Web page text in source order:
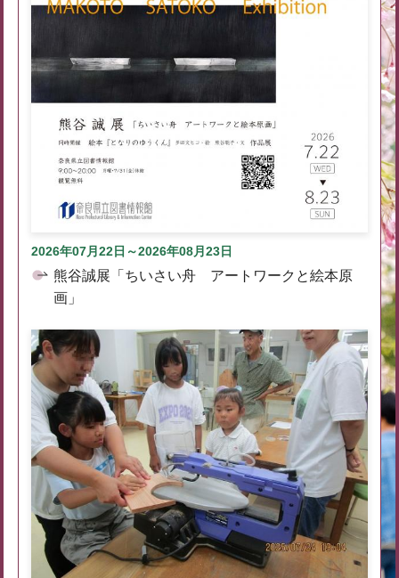
2026年07月22日～2026年08月23日
熊谷誠展「ちいさい舟 アートワークと絵本原
画」